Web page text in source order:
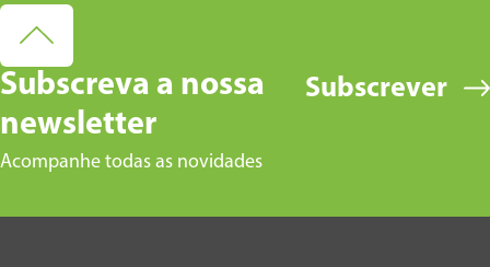
Subscreva a nossa
newsletter
Acompanhe todas as novidades
Subscrever